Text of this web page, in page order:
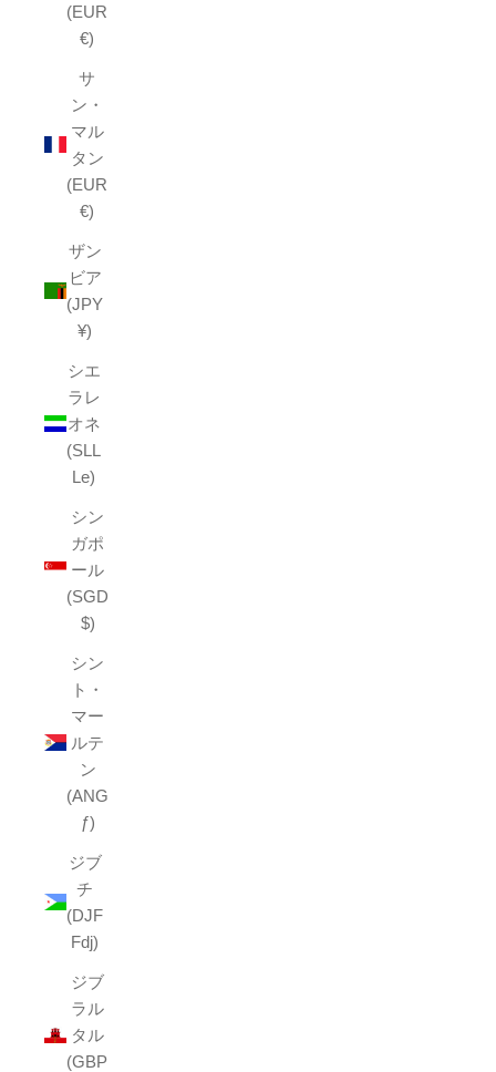
(EUR
€)
サ
ン・
マル
タン
(EUR
€)
ザン
ビア
(JPY
¥)
シエ
ラレ
オネ
(SLL
Le)
シン
ガポ
ール
(SGD
$)
シン
ト・
マー
ルテ
ン
(ANG
ƒ)
ジブ
チ
(DJF
Fdj)
ジブ
ラル
タル
(GBP